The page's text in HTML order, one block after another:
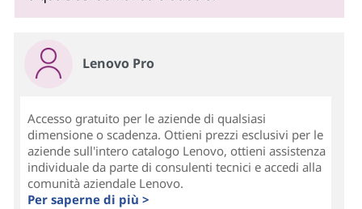
Lenovo Pro
Accesso gratuito per le aziende di qualsiasi
dimensione o scadenza. Ottieni prezzi esclusivi per le
aziende sull'intero catalogo Lenovo, ottieni assistenza
individuale da parte di consulenti tecnici e accedi alla
comunità aziendale Lenovo.
Per saperne di più >